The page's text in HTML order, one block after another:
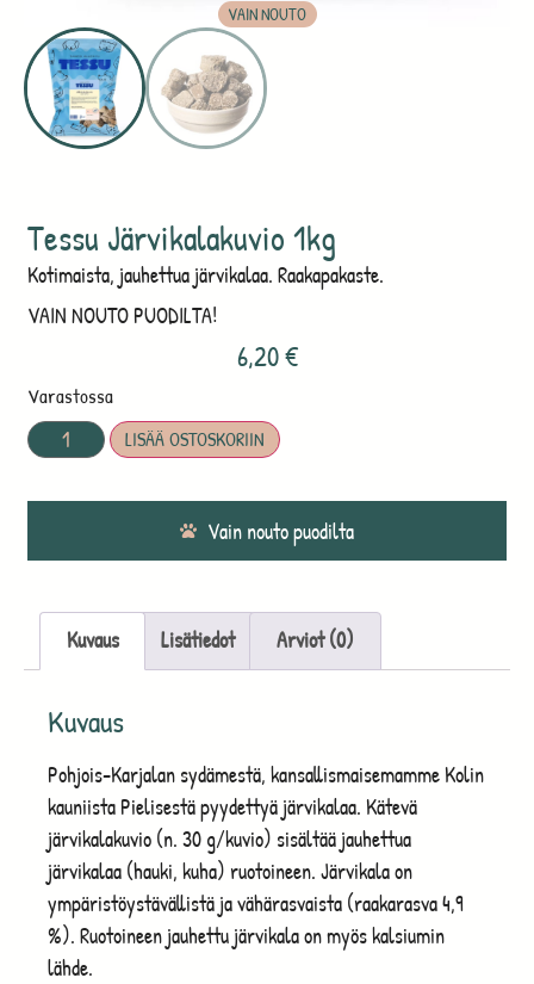
VAIN NOUTO
Tessu Järvikalakuvio 1kg
Kotimaista, jauhettua järvikalaa. Raakapakaste.
VAIN NOUTO PUODILTA!
6,20€
Varastossa
LISÄÄ OSTOSKORIIN
Vain nouto puodilta
Kuvaus Lisätiedot Arviot (0)
Kuvaus
Pohjois-Karjalan sydämestä, kansallismaisemamme Kolin
kauniista Pielisestä pyydettyä järvikalaa. Kätevä
järvikalakuvio (n. 30 g/kuvio) sisältää jauhettua
järvikalaa (hauki, kuha) ruotoineen. Järvikala on
ympäristöystävällistä ja vähärasvaista (raakarasva 4,9
%). Ruotoineen jauhettu järvikala on myös kalsiumin
lähde.